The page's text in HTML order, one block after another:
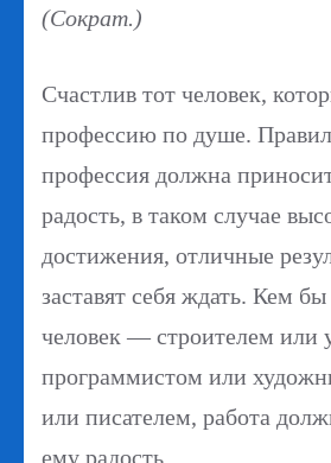
(Сократ.)
Счастлив тот человек,
профессию по душе.
профессия должна
радость, в таком случае
достижения, отличные
заставят себя ждать. Кем
человек — строителем или
программистом или
или писателем, работа
ему радость.